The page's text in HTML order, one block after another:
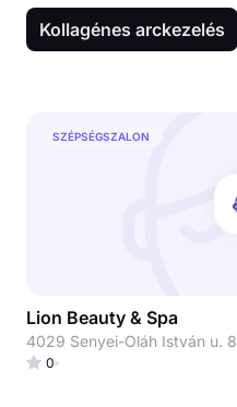
Kollagénes arckezelés
SZÉPSÉGSZALON
Lion Beauty & Spa
4029 Senyei-Oláh István u. 8
0